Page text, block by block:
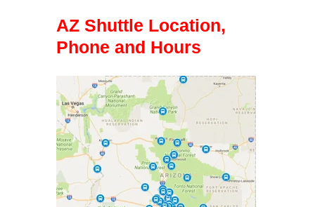
AZ Shuttle Location,
Phone and Hours